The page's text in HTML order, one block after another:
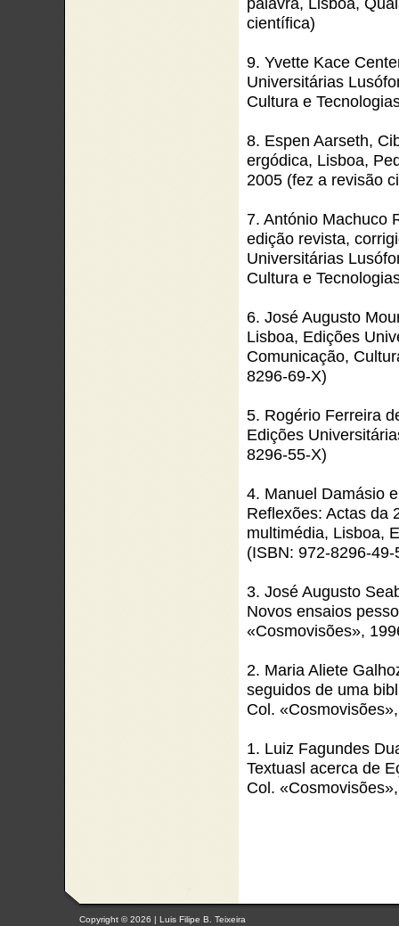
científica)
9. Yvette Kace
Universitárias
Cultura e
8. Espen Aarseth,
ergódica, Lisboa,
2005 (fez a revisão
7. António Machuco
edição revista,
Universitárias
Cultura e
6. José Augusto
Lisboa, Edições
Comunicação,
8296-69-X)
5. Rogério Ferreira
Edições
8296-55-X)
4. Manuel Damásio
Reflexões: Actas da
multimédia, Lisboa,
(ISBN: 972-8296-49-
3. José Augusto
Novos ensaios
«Cosmovisões»,
2. Maria Aliete
seguidos de uma
Col.
1. Luiz Fagundes
Textuasl acerca de
Col.
Copyright © 2026 | Luis Filipe B. Teixeira